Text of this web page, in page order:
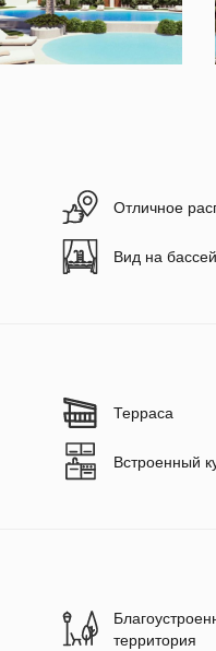
Отличное
Вид на
Терраса
Встроенный
территория